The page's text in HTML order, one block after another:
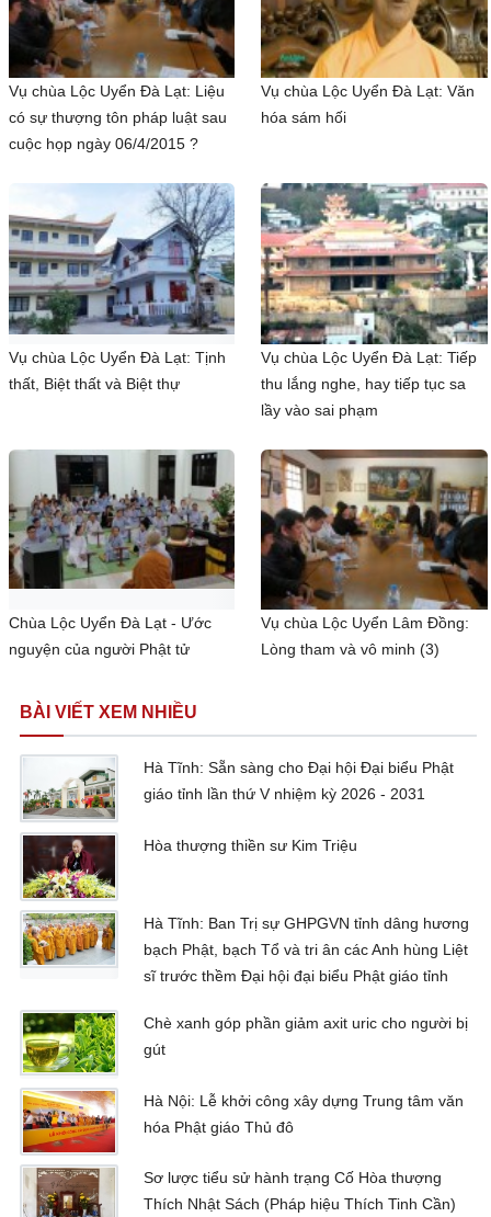
Vụ chùa Lộc Uyển Đà Lạt: Liệu
có sự thượng tôn pháp luật sau
cuộc họp ngày 06/4/2015 ?
Vụ chùa Lộc Uyển Đà Lạt: Văn
hóa sám hối
Vụ chùa Lộc Uyển Đà Lạt: Tịnh
thất, Biệt thất và Biệt thự
Vụ chùa Lộc Uyển Đà Lạt: Tiếp
thu lắng nghe, hay tiếp tục sa
lầy vào sai phạm
Chùa Lộc Uyển Đà Lạt - Ước
nguyện của người Phật tử
Vụ chùa Lộc Uyển Lâm Đồng:
Lòng tham và vô minh (3)
BÀI VIẾT XEM NHIỀU
Hà Tĩnh: Sẵn sàng cho Đại hội Đại biểu Phật
giáo tỉnh lần thứ V nhiệm kỳ 2026 - 2031
Hòa thượng thiền sư Kim Triệu
Hà Tĩnh: Ban Trị sự GHPGVN tỉnh dâng hương
bạch Phật, bạch Tổ và tri ân các Anh hùng Liệt
sĩ trước thềm Đại hội đại biểu Phật giáo tỉnh
Chè xanh góp phần giảm axit uric cho người bị
gút
Hà Nội: Lễ khởi công xây dựng Trung tâm văn
hóa Phật giáo Thủ đô
Sơ lược tiểu sử hành trạng Cố Hòa thượng
Thích Nhật Sách (Pháp hiệu Thích Tinh Cần)